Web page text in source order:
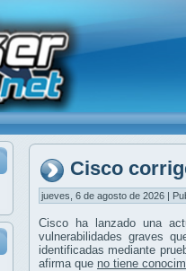
Cisco
jueves, 6 de agosto de 2026 |
Cisco ha lanzado una
vulnerabilidades graves
identificadas mediante
afirma que no tiene